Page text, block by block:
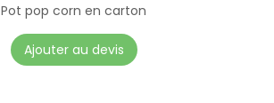
Pot pop corn en carton
Ajouter au devis